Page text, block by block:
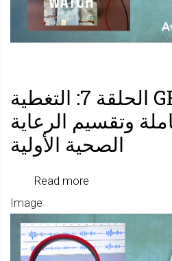
بودكاست GHW الحلقة 7: التغطية
وتقسيم الرعاية
الصحية الأولية
Read more
GHW
الحلقة
Image